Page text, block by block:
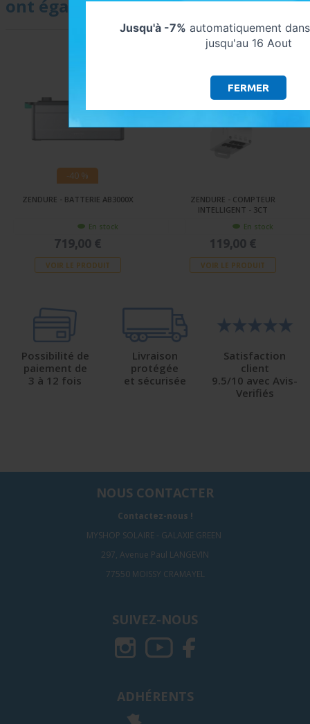
ont également consulté :
-40 %
ZENDURE - BATTERIE AB3000X
En stock
719,00 €
VOIR LE PRODUIT
ZENDURE - COMPTEUR
INTELLIGENT - 3CT
En stock
119,00 €
VOIR LE PRODUIT
Possibilité de
paiement de
3 à 12 fois
Livraison
protégée
et sécurisée
Satisfaction
client
9.5/10 avec Avis-
Verifiés
NOUS CONTACTER
Contactez-nous !
MYSHOP SOLAIRE - GALAXIE GREEN
297, Avenue Paul LANGEVIN
77550 MOISSY CRAMAYEL
SUIVEZ-NOUS
ADHÉRENTS
Jusqu'à -7% automatiquement
jusqu'au 16 Aout
FERMER